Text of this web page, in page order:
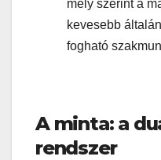
mely szerint a
kevesebb
fogható
A minta: a
rendszer